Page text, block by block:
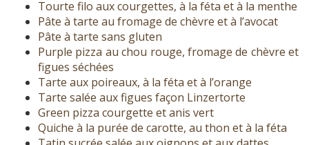
Tourte filo aux courgettes, à la féta et à la menthe
Pâte à tarte au fromage de chèvre et à l’avocat
Pâte à tarte sans gluten
Purple pizza au chou rouge, fromage de chèvre et
figues séchées
Tarte aux poireaux, à la féta et à l’orange
Tarte salée aux figues façon Linzertorte
Green pizza courgette et anis vert
Quiche à la purée de carotte, au thon et à la féta